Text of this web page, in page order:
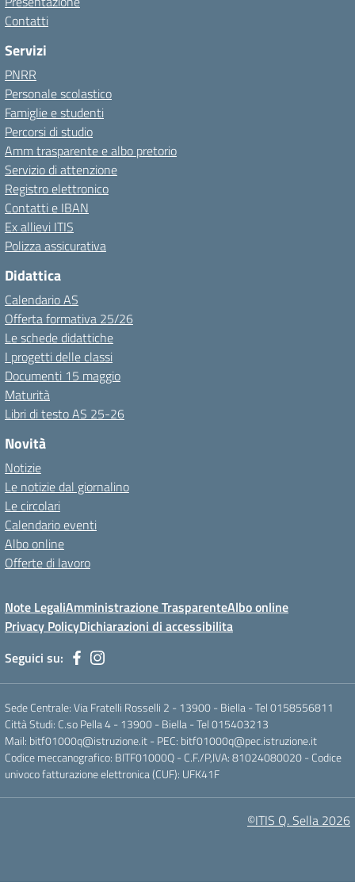
Contatti
Servizi
PNRR
Personale scolastico
Famiglie e studenti
Percorsi di studio
Amm trasparente e albo pretorio
Servizio di attenzione
Registro elettronico
Contatti e IBAN
Ex allievi ITIS
Polizza assicurativa
Didattica
Calendario AS
Offerta formativa 25/26
Le schede didattiche
I progetti delle classi
Documenti 15 maggio
Maturità
Libri di testo AS 25-26
Novità
Notizie
Le notizie dal giornalino
Le circolari
Calendario eventi
Albo online
Offerte di lavoro
Note LegaliAmministrazione TrasparenteAlbo online
Privacy PolicyDichiarazioni di accessibilita
Seguici su:
Sede Centrale: Via Fratelli Rosselli 2 - 13900 - Biella - Tel 0158556811
Città Studi: C.so Pella 4 - 13900 - Biella - Tel 015403213
Mail: bitf01000q@istruzione.it- PEC: bitf01000q@pec.istruzione.it
Codice meccanografico: BITF01000Q - C.F./P,IVA: 81024080020 - Codice
univoco fatturazione elettronica (CUF): UFK41F
©ITIS Q. Sella 2026